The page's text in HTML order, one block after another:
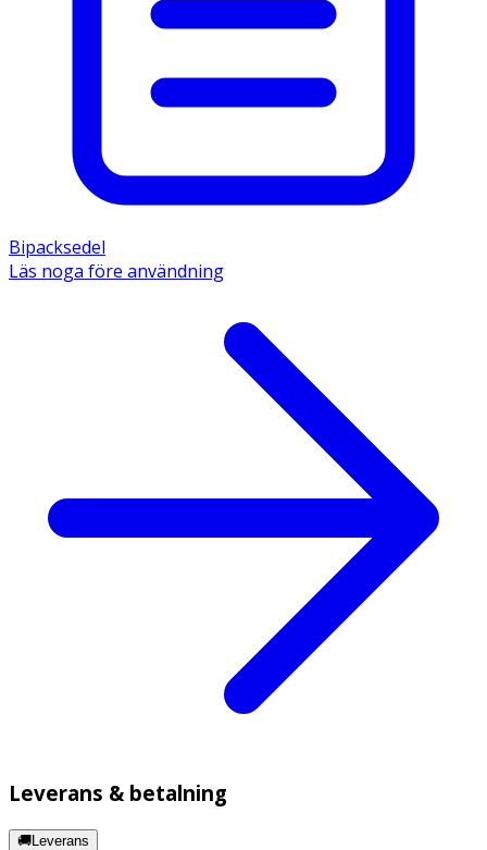
Bipacksedel
Läs noga före användning
Leverans & betalning
🚚Leverans